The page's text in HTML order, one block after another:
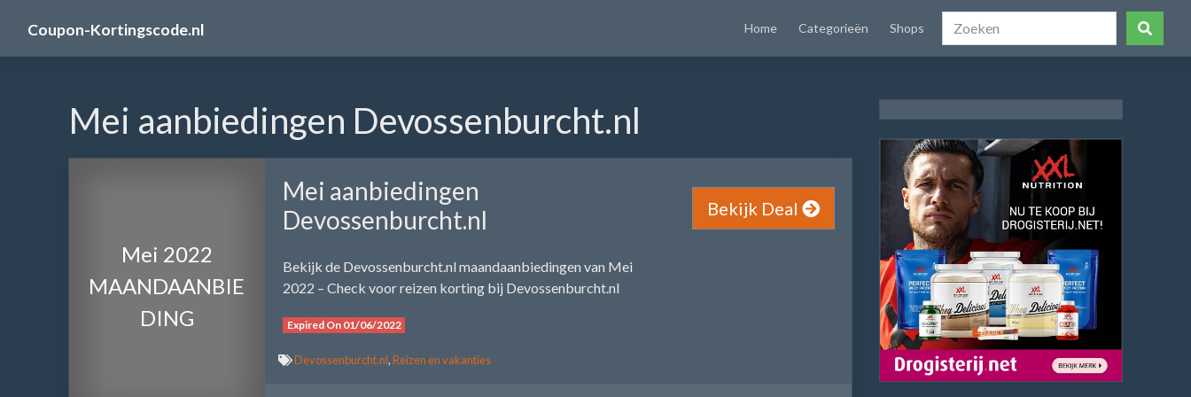
Coupon-Kortingscode.nl Home Categorieën Shops
Mei aanbiedingen Devossenburcht.nl
Mei 2022
MAANDAANBIE
DING
Mei aanbiedingen
Devossenburcht.nl
Bekijk de Devossenburcht.nl maandaanbiedingen van Mei
2022 – Check voor reizen korting bij Devossenburcht.nl
Expired On 01/06/2022
Bekijk Deal
Devossenburcht.nl,Reizen en vakanties